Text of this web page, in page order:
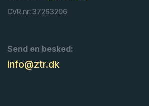
CVR.nr: 37263206
Send en besked:
info@ztr.dk